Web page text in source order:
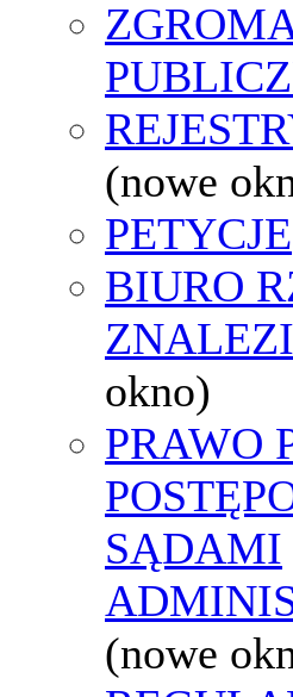
(nowe
PETYCJE
BIURO
okno)
PRAWO
SĄDAMI
(nowe